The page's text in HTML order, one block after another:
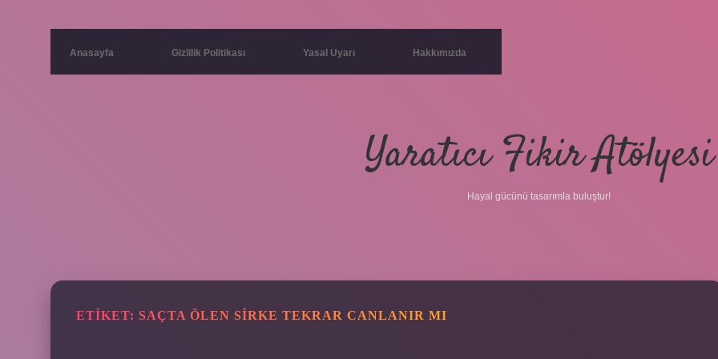
Anasayfa Gizlilik Politikası Yasal Uyarı Hakkımızda
Yaratıcı Fikir Atölyesi
Hayal gücünü tasarımla buluştur!
ETIKET: SAÇTA ÖLEN SIRKE TEKRAR CANLANIR MI